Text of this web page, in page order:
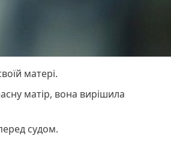
матері.
матір, вона вирішила
судом.